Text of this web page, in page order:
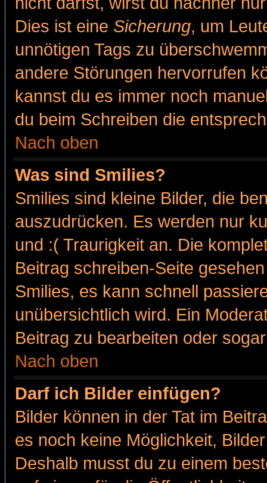
Dies ist eine Sicherung, um
unnötigen Tags zu
andere Störungen hervorrufen
kannst du es immer noch
du beim Schreiben die
Nach oben
Was sind Smilies?
Smilies sind kleine Bilder, die
auszudrücken. Es werden nur
und :( Traurigkeit an. Die
Beitrag schreiben-Seite
Smilies, es kann schnell
unübersichtlich wird. Ein
Beitrag zu bearbeiten oder
Nach oben
Darf ich Bilder einfügen?
Bilder können in der Tat im
es noch keine Möglichkeit,
Deshalb musst du zu einem